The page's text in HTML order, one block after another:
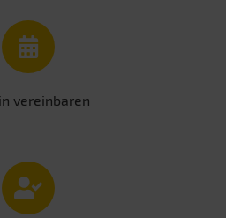
vereinbaren